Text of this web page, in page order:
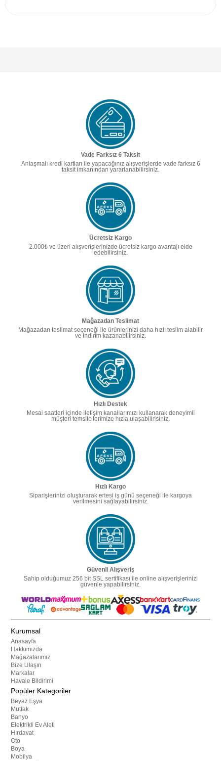
Vade Farksız 6 Taksit
Anlaşmalı kredi kartları ile yapacağınız alışverişlerde vade farksız 6
taksit imkanından yararlanabilirsiniz.
Ücretsiz Kargo
2.000₺ ve üzeri alışverişlerinizde ücretsiz kargo avantajı elde
edebilirsiniz.
Mağazadan Teslimat
Mağazadan teslimat seçeneği ile ürünlerinizi daha hızlı teslim alabilir
ve indirim kazanabilirsiniz.
Hızlı Destek
Mesai saatleri içinde iletişim kanallarımızı kullanarak deneyimli
müşteri temsilcilerimize hızla ulaşabilirisiniz.
Hızlı Kargo
Siparişlerinizi oluşturarak ertesi iş günü seçeneği ile kargoya
verilmesini sağlayabilirsiniz.
Güvenli Alışveriş
Sahip olduğumuz 256 bit SSL sertifikası ile online alışverişlerinizi
güvenle yapabilirsiniz.
Kurumsal
Anasayfa
Hakkımızda
Mağazalarımız
Bize Ulaşın
Markalar
Havale Bildirimi
Popüler Kategoriler
Beyaz Eşya
Mutfak
Banyo
Elektrikli Ev Aleti
Hırdavat
Oto
Boya
Mobilya